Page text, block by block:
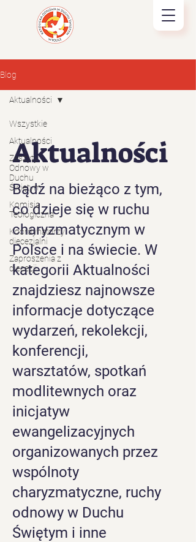
Blog
Wszystkie
Aktualności
Zeszyty
Odnowy w
Duchu
Świętym
Komisja
Teologiczna
Koordynatorzy
diecezjalni
Zaproszenia z
diecezji
Aktualności
Aktualności
Bądź na bieżąco z tym,
co dzieje się w ruchu
charyzmatycznym w
Polsce i na świecie. W
kategorii Aktualności
znajdziesz najnowsze
informacje dotyczące
wydarzeń, rekolekcji,
konferencji,
warsztatów, spotkań
modlitewnych oraz
inicjatyw
ewangelizacyjnych
organizowanych przez
wspólnoty
charyzmatyczne, ruchy
odnowy w Duchu
Świętym i inne